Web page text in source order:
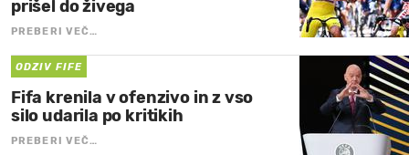
prišel do živega
PREBERI VEČ…
ODZIV FIFE
Fifa krenila v ofenzivo in z vso
silo udarila po kritikih
PREBERI VEČ…